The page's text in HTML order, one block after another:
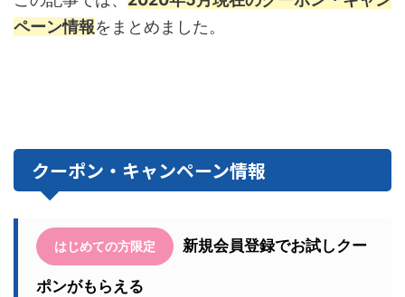
ペーン情報をまとめました。
クーポン・キャンペーン情報
はじめての方限定 新規会員登録でお試しクー
ポンがもらえる